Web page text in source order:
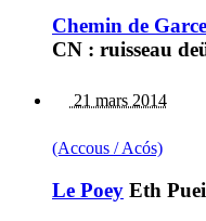
Chemin de
CN : ruisseau
21 mars 2014
(Accous / Acós)
Le Poey Eth Puei